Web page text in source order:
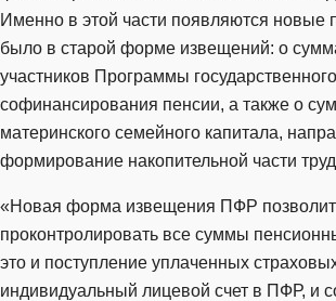
Именно в этой части появляются новые
было в старой форме извещений: о
участников Программы государственного
софинансирования пенсии, а также о
материнского семейного капитала,
формирование накопительной части
«Новая форма извещения ПФР позволит
проконтролировать все суммы
это и поступление уплаченных
индивидуальный лицевой счет в ПФР, и